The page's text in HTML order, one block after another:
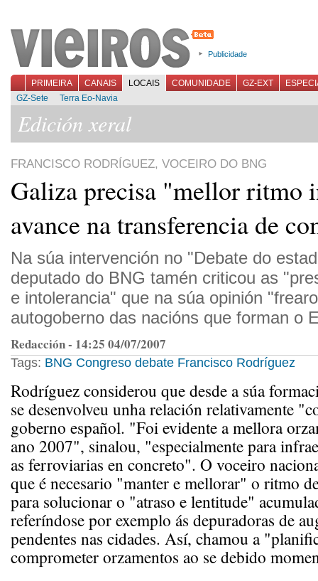
Publicidade
PRIMEIRA CANAIS LOCAIS COMUNIDADE GZ-EXT
GZ-Sete
Terra Eo-Navia
Edición xeral
FRANCISCO RODRÍGUEZ, VOCEIRO DO BNG
Galiza precisa "mellor ritmo
avance na transferencia de
Na súa intervención no "Debate do
deputado do BNG tamén criticou as
e intolerancia" que na súa opinión
autogoberno das nacións que forman o
Redacción - 14:25 04/07/2007
Tags: BNG Congreso debate Francisco Rodríguez
Rodríguez considerou que desde a súa
se desenvolveu unha relación relativamente
goberno español. "Foi evidente a mellora
ano 2007", sinalou, "especialmente para
as ferroviarias en concreto". O voceiro
que é necesario "manter e mellorar" o ritmo
para solucionar o "atraso e lentitude"
referíndose por exemplo ás depuradoras de
pendentes nas cidades. Así, chamou a
comprometer orzamentos ao se debido